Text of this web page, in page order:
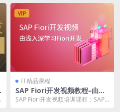
系统HarmonyO...
VIP
IT精品课程
SAP Fiori开发视频教程–由浅
入深学习Fiori开发 | 完结
SAP Fiori开发视频培训课程：SAP F